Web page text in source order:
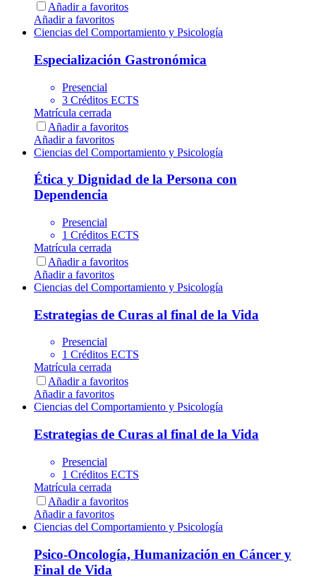
Añadir a favoritos
Añadir a favoritos
Ciencias del Comportamiento y Psicología
Especialización Gastronómica
Presencial
3 Créditos ECTS
Matrícula cerrada
Añadir a favoritos
Añadir a favoritos
Ciencias del Comportamiento y Psicología
Ética y Dignidad de la Persona con
Dependencia
Presencial
1 Créditos ECTS
Matrícula cerrada
Añadir a favoritos
Añadir a favoritos
Ciencias del Comportamiento y Psicología
Estrategias de Curas al final de la Vida
Presencial
1 Créditos ECTS
Matrícula cerrada
Añadir a favoritos
Añadir a favoritos
Ciencias del Comportamiento y Psicología
Estrategias de Curas al final de la Vida
Presencial
1 Créditos ECTS
Matrícula cerrada
Añadir a favoritos
Añadir a favoritos
Ciencias del Comportamiento y Psicología
Psico-Oncología, Humanización en Cáncer y
Final de Vida